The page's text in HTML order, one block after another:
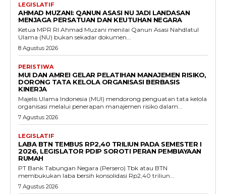
LEGISLATIF
AHMAD MUZANI: QANUN ASASI NU JADI LANDASAN
MENJAGA PERSATUAN DAN KEUTUHAN NEGARA
Ketua MPR RI Ahmad Muzani menilai Qanun Asasi Nahdlatul
Ulama (NU) bukan sekadar dokumen...
8 Agustus 2026
PERISTIWA
MUI DAN AMREI GELAR PELATIHAN MANAJEMEN RISIKO,
DORONG TATA KELOLA ORGANISASI BERBASIS
KINERJA
Majelis Ulama Indonesia (MUI) mendorong penguatan tata kelola
organisasi melalui penerapan manajemen risiko dalam...
7 Agustus 2026
LEGISLATIF
LABA BTN TEMBUS RP2,40 TRILIUN PADA SEMESTER I
2026, LEGISLATOR PDIP SOROTI PERAN PEMBIAYAAN
RUMAH
PT Bank Tabungan Negara (Persero) Tbk atau BTN
membukukan laba bersih konsolidasi Rp2,40 triliun...
7 Agustus 2026